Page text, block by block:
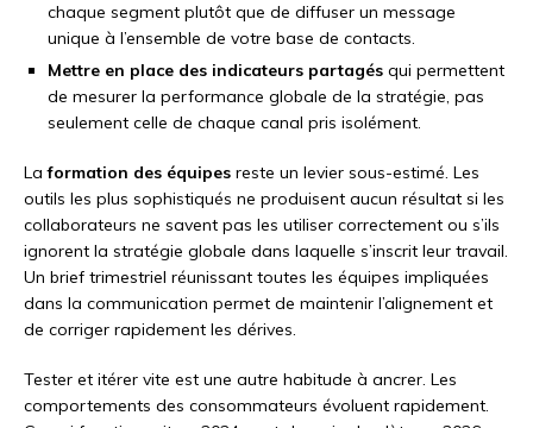
chaque segment plutôt que de diffuser un message
unique à l’ensemble de votre base de contacts.
Mettre en place des indicateurs partagés qui permettent
de mesurer la performance globale de la stratégie, pas
seulement celle de chaque canal pris isolément.
Laformation des équipes reste un levier sous-estimé. Les
outils les plus sophistiqués ne produisent aucun résultat si les
collaborateurs ne savent pas les utiliser correctement ou s’ils
ignorent la stratégie globale dans laquelle s’inscrit leur travail.
Un brief trimestriel réunissant toutes les équipes impliquées
dans la communication permet de maintenir l’alignement et
de corriger rapidement les dérives.
Tester et itérer vite est une autre habitude à ancrer. Les
comportements des consommateurs évoluent rapidement.